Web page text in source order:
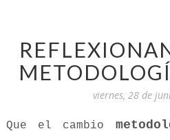
viernes, 28 de
Que el cambio